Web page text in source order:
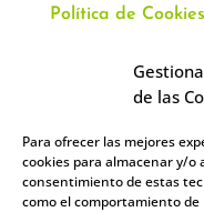
de las
Para ofrecer las mejores
cookies para almacenar y/o
consentimiento de estas
como el comportamiento
Política de Cookies
CONTACTO
Av. Virgen del Val,